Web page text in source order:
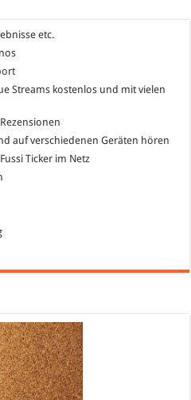
etc.
Streams kostenlos und mit vielen
auf verschiedenen Geräten hören
Ticker im Netz